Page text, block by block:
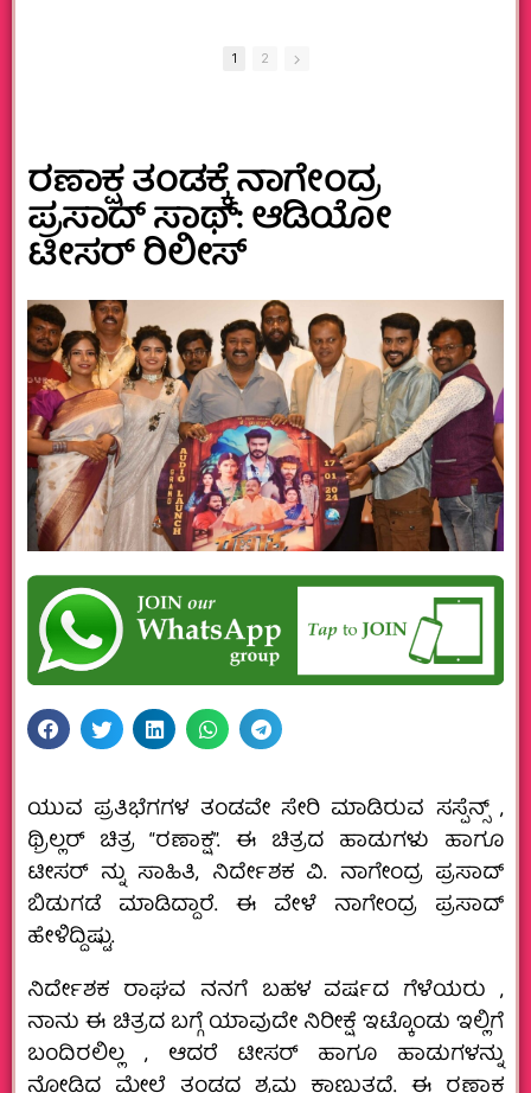
1 2
ರಣಾಕ್ಷ ತಂಡಕ್ಕೆ ನಾಗೇಂದ್ರ
ಪ್ರಸಾದ್ ಸಾಥ್: ಆಡಿಯೋ
ಟೀಸರ್ ರಿಲೀಸ್
ಯುವ ಪ್ರತಿಭೆಗಗಳ ತಂಡವೇ ಸೇರಿ ಮಾಡಿರುವ ಸಸ್ಪೆನ್ಸ್ ,
ಥ್ರಿಲ್ಲರ್ ಚಿತ್ರ “ರಣಾಕ್ಷ”. ಈ ಚಿತ್ರದ ಹಾಡುಗಳು ಹಾಗೂ
ಟೀಸರ್ ನ್ನು ಸಾಹಿತಿ, ನಿರ್ದೇಶಕ ವಿ. ನಾಗೇಂದ್ರ ಪ್ರಸಾದ್
ಬಿಡುಗಡೆ ಮಾಡಿದ್ದಾರೆ. ಈ ವೇಳೆ ನಾಗೇಂದ್ರ ಪ್ರಸಾದ್
ಹೇಳಿದ್ದಿಷ್ಟು.
ನಿರ್ದೇಶಕ ರಾಘವ ನನಗೆ ಬಹಳ ವರ್ಷದ ಗೆಳೆಯರು ,
ನಾನು ಈ ಚಿತ್ರದ ಬಗ್ಗೆ ಯಾವುದೇ ನಿರೀಕ್ಷೆ ಇಟ್ಕೊಂಡು ಇಲ್ಲಿಗೆ
ಬಂದಿರಲಿಲ್ಲ , ಆದರೆ ಟೀಸರ್ ಹಾಗೂ ಹಾಡುಗಳನ್ನು